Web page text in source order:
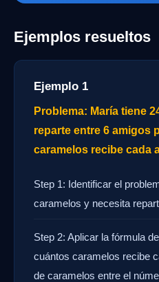
Ejemplos resueltos
Ejemplo 1
Problema: María tiene
reparte entre 6 amigos
caramelos recibe cada
Step 1: Identificar el
caramelos y necesita
Step 2: Aplicar la fórmula
cuántos caramelos recibe
de caramelos entre el